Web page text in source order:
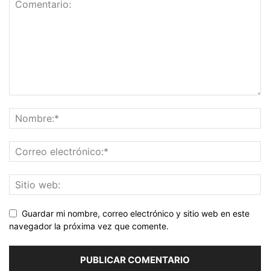
Guardar mi nombre, correo electrónico y sitio web en este
navegador la próxima vez que comente.